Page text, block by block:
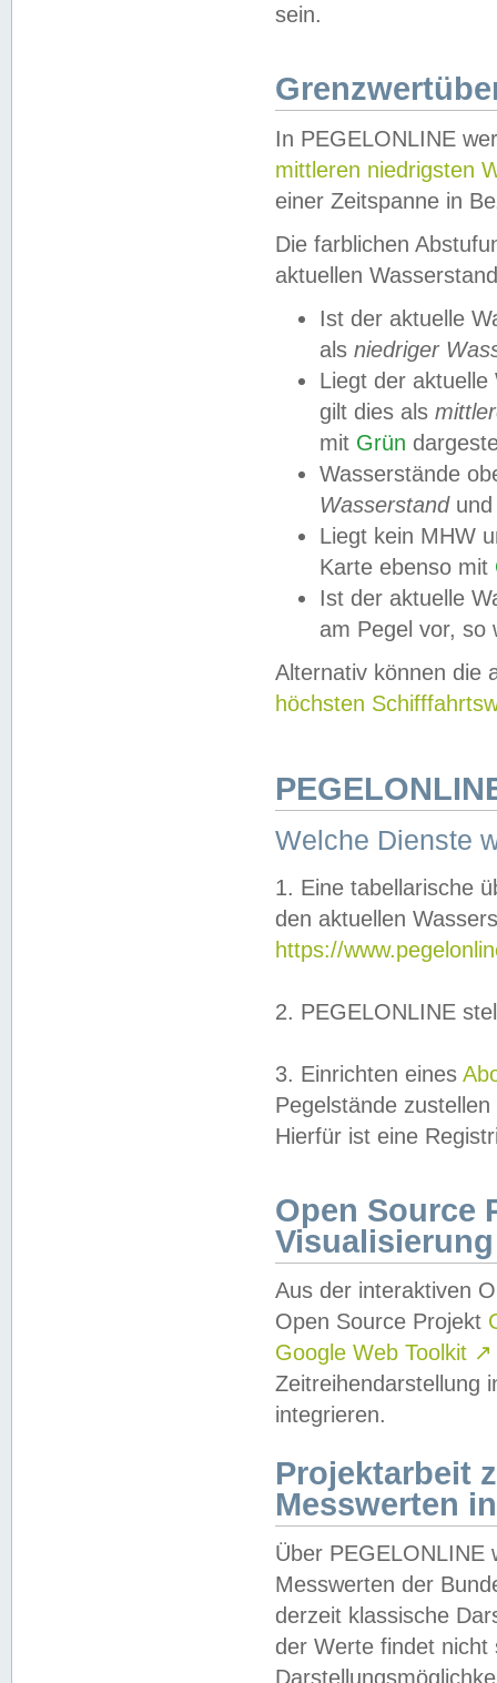
sein.
In PEGELONLINE
mittleren niedrigsten
einer Zeitspanne in
Die farblichen
aktuellen
Ist der aktuelle
als niedriger
Liegt der
gilt dies als
mit Grün
Wasserstände
Wasserstandund
Liegt kein MHW
Karte ebenso mit
Ist der aktuelle
am Pegel vor,
Alternativ können die
höchsten
Welche Dienste
1. Eine tabellarische
den aktuellen
https://
2. PEGELONLINE
3. Einrichten eines
Pegelstände
Hierfür ist eine
Open Source
Visualisierung
Aus der interaktiven
Open Source Projekt
Google Web Toolkit ↗
Zeitreihendarstellung
integrieren.
Projektarbeit
Messwerten
Über PEGELONLINE
Messwerten der
derzeit klassische
der Werte findet